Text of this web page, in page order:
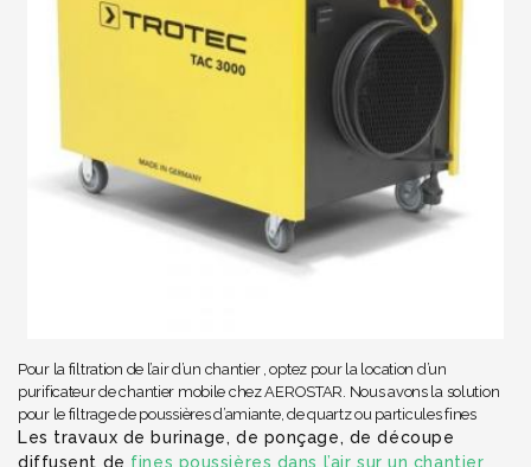
Pour la filtration de l’air d’un chantier , optez pour la location d’un
purificateur de chantier mobile chez AEROSTAR. Nous avons la solution
pour le filtrage de poussières d’amiante, de quartz ou particules fines
Les travaux de burinage, de ponçage, de découpe
diffusent de fines poussières dans l’air sur un chantier